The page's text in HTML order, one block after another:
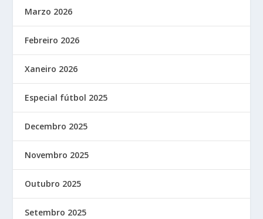
Marzo 2026
Febreiro 2026
Xaneiro 2026
Especial fútbol 2025
Decembro 2025
Novembro 2025
Outubro 2025
Setembro 2025